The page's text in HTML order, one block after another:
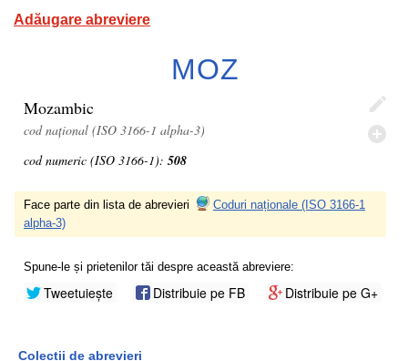
Adăugare abreviere
MOZ
Mozambic
cod național (ISO 3166-1 alpha-3)
cod numeric (ISO 3166-1): 508
Face parte din lista de abrevieri
Coduri naționale (ISO 3166-1
alpha-3)
Spune-le și prietenilor tăi despre această abreviere:
Tweetuiește Distribuie pe FB Distribuie pe G+
Colecții de abrevieri